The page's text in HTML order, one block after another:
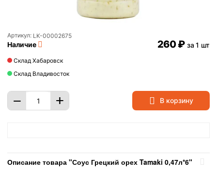
Артикул: LK-00002675
Наличие
Склад Хабаровск
Склад Владивосток
‍260‍₽ за 1 шт
+
− В корзину
Описание товара "Соус Грецкий орех Tamaki 0,47л*6"